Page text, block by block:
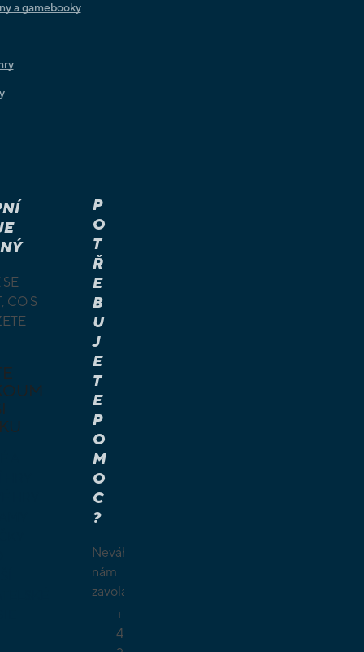
a gamebooky
CO S
P
O
T
Ř
E
B
U
J
E
T
E
P
O
M
O
C
?
Neváhejte
nám
zavolat.
+
4